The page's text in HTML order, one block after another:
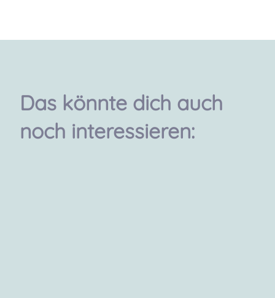
Das könnte dich auch
noch interessieren: